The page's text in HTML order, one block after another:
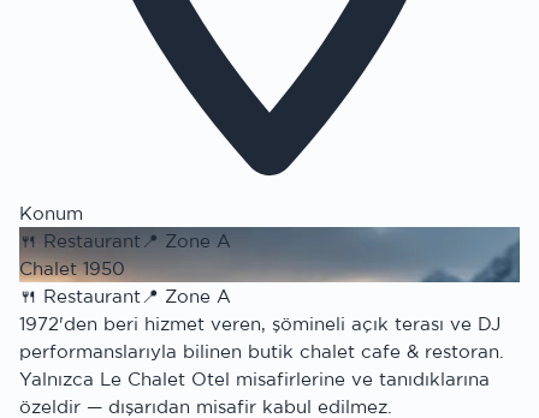
Konum
🍴 Restaurant 📍 Zone A
Chalet 1950
🍴 Restaurant📍 Zone A
1972'den beri hizmet veren, şömineli açık terası ve DJ
performanslarıyla bilinen butik chalet cafe & restoran.
Yalnızca Le Chalet Otel misafirlerine ve tanıdıklarına
özeldir — dışarıdan misafir kabul edilmez.